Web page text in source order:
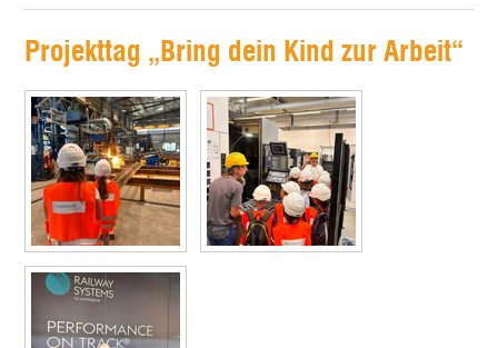
Projekttag „Bring dein Kind zur Arbeit“